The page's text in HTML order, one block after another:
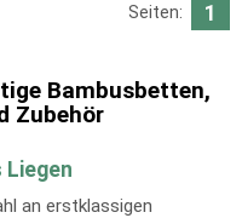
Seiten: 1
Bambusbetten,
Zubehör
an erstklassigen